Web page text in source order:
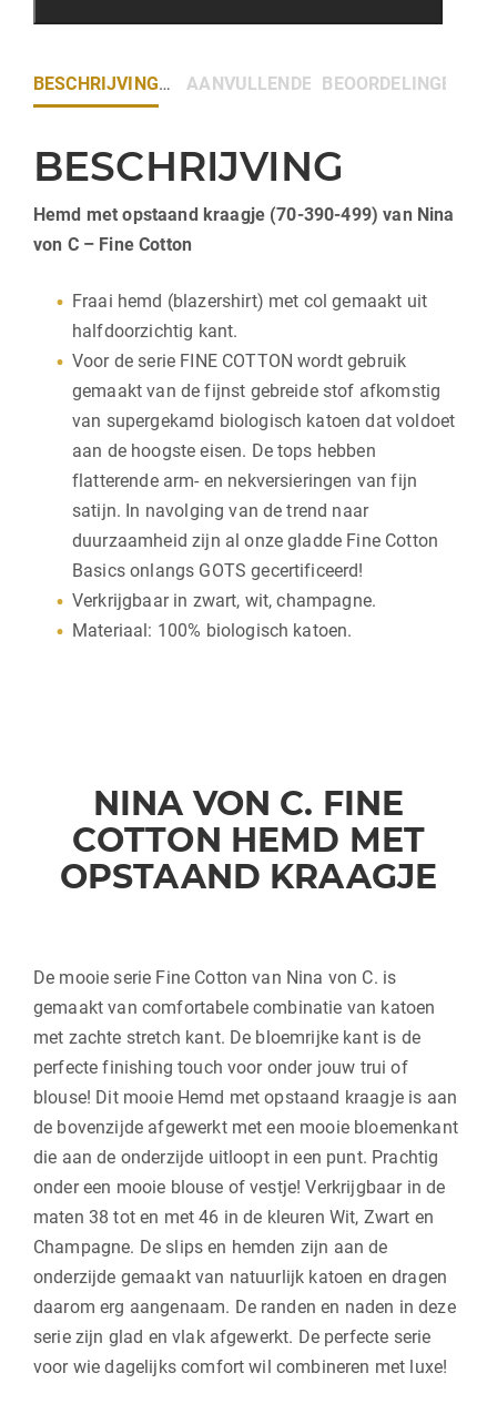
BESCHRIJVING AANVULLENDE INFORMATIE
BEOORDELINGEN (0)
BESCHRIJVING
Hemd met opstaand kraagje (70-390-499) van Nina
von C – Fine Cotton
Fraai hemd (blazershirt) met col gemaakt uit
halfdoorzichtig kant.
Voor de serie FINE COTTON wordt gebruik
gemaakt van de fijnst gebreide stof afkomstig
van supergekamd biologisch katoen dat voldoet
aan de hoogste eisen. De tops hebben
flatterende arm- en nekversieringen van fijn
satijn. In navolging van de trend naar
duurzaamheid zijn al onze gladde Fine Cotton
Basics onlangs GOTS gecertificeerd!
Verkrijgbaar in zwart, wit, champagne.
Materiaal: 100% biologisch katoen.
NINA VON C. FINE
COTTON HEMD MET
OPSTAAND KRAAGJE
De mooie serie Fine Cotton van Nina von C. is
gemaakt van comfortabele combinatie van katoen
met zachte stretch kant. De bloemrijke kant is de
perfecte finishing touch voor onder jouw trui of
blouse! Dit mooie Hemd met opstaand kraagje is aan
de bovenzijde afgewerkt met een mooie bloemenkant
die aan de onderzijde uitloopt in een punt. Prachtig
onder een mooie blouse of vestje! Verkrijgbaar in de
maten 38 tot en met 46 in de kleuren Wit, Zwart en
Champagne. De slips en hemden zijn aan de
onderzijde gemaakt van natuurlijk katoen en dragen
daarom erg aangenaam. De randen en naden in deze
serie zijn glad en vlak afgewerkt. De perfecte serie
voor wie dagelijks comfort wil combineren met luxe!